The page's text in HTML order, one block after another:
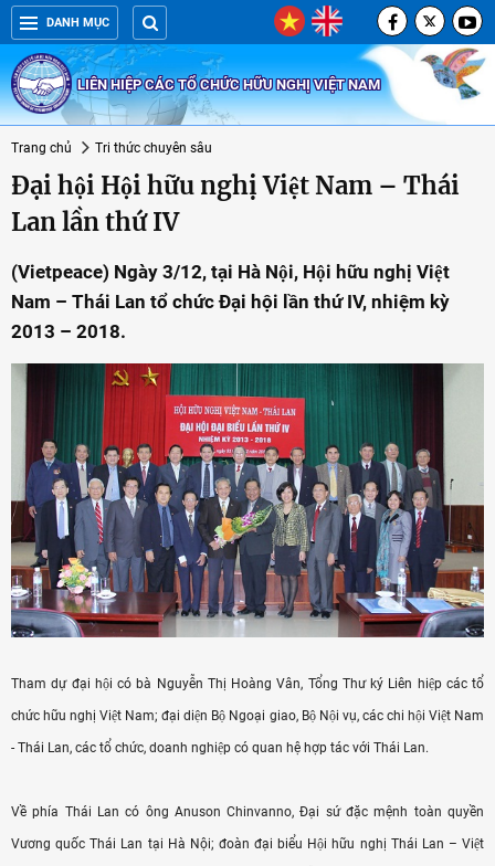
DANH MỤC
LIÊN HIỆP CÁC TỔ CHỨC HỮU NGHỊ VIỆT NAM
Trang chủ Tri thức chuyên sâu
Đại hội Hội hữu nghị Việt Nam – Thái
Lan lần thứ IV
(Vietpeace) Ngày 3/12, tại Hà Nội, Hội hữu nghị Việt
Nam – Thái Lan tổ chức Đại hội lần thứ IV, nhiệm kỳ
2013 – 2018.
Tham dự đại hội có bà Nguyễn Thị Hoàng Vân, Tổng Thư ký Liên hiệp các tổ
chức hữu nghị Việt Nam; đại diện Bộ Ngoại giao, Bộ Nội vụ, các chi hội Việt Nam
- Thái Lan, các tổ chức, doanh nghiệp có quan hệ hợp tác với Thái Lan.
Về phía Thái Lan có ông Anuson Chinvanno, Đại sứ đặc mệnh toàn quyền
Vương quốc Thái Lan tại Hà Nội; đoàn đại biểu Hội hữu nghị Thái Lan – Việt